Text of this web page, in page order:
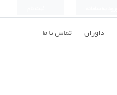
داوران تماس با ما